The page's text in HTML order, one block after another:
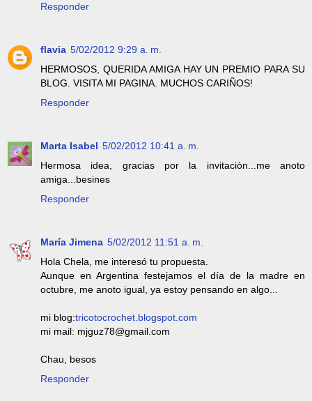
Responder
flavia 5/02/2012 9:29 a. m.
HERMOSOS, QUERIDA AMIGA HAY UN PREMIO PARA SU
BLOG. VISITA MI PAGINA. MUCHOS CARIÑOS!
Responder
Marta Isabel 5/02/2012 10:41 a. m.
Hermosa idea, gracias por la invitaciòn...me anoto
amiga...besines
Responder
María Jimena 5/02/2012 11:51 a. m.
Hola Chela, me interesó tu propuesta.
Aunque en Argentina festejamos el día de la madre en
octubre, me anoto igual, ya estoy pensando en algo...
mi blog:tricotocrochet.blogspot.com
mi mail: mjguz78@gmail.com
Chau, besos
Responder